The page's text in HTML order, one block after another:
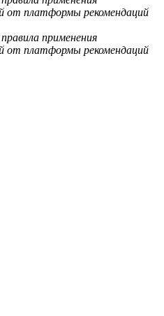
от платформы рекомендаций
применения
от платформы рекомендаций